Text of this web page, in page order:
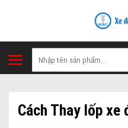
Tìm
kiếm:
Cách Thay lốp